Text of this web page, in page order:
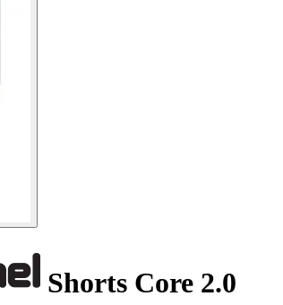
Shorts Core 2.0